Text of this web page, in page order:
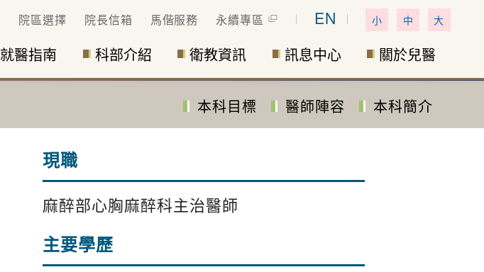
院區選擇 院長信箱 馬偕服務 永續專區 EN 小 中 大
就醫指南 科部介紹 衛教資訊 訊息中心 關於兒醫
本科目標 醫師陣容 本科簡介
現職
麻醉部心胸麻醉科主治醫師
主要學歷